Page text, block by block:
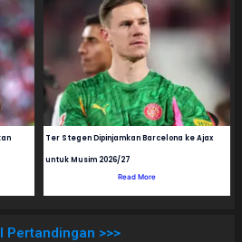
Ter Stegen Dipinjamkan Barcelona ke Ajax
untuk Musim 2026/27
Read More
Pertandingan >>>